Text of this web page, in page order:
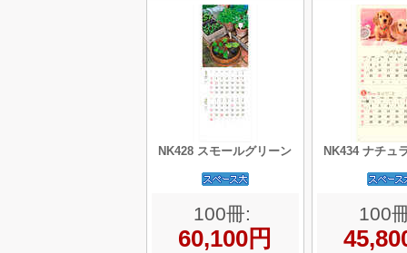
NK428 スモールグリーン
100冊:
60,100円
NK434 ナチュ
100